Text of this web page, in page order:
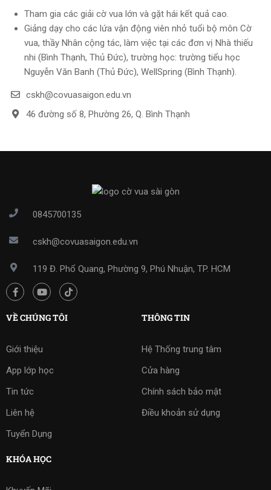
Tham gia các giải cờ vua lớn và gặt hái kết quả cao.
Giảng dạy cho các lứa vận động viên nhỏ tuổi bộ môn Cờ
vua, thầy Nhân cộng tác, làm việc tại các đơn vị Nhà thiếu
nhi (Bình Thạnh, Thủ Đức), trường học: trường tiểu học
Nguyễn Văn Banh (Thủ Đức), WellSpring (Bình Thạnh).
cskh@covuasaigon.edu.vn
46 đường số 8, Phường 26, Q. Bình Thạnh
0845700135
cskh@covuasaigon.edu.vn
119 Đ. Phổ Quang, Phường 9, Phú Nhuận, TP. HCM
VỀ CHÚNG TÔI
Giới thiệu
App lớp học
Tin tức
Liên hệ
Tuyển Dụng
THÔNG TIN
Hệ Thống trung tâm
Cửa hàng
Chính sách bảo mật
Điều khoản sử dụng
KHÓA HỌC